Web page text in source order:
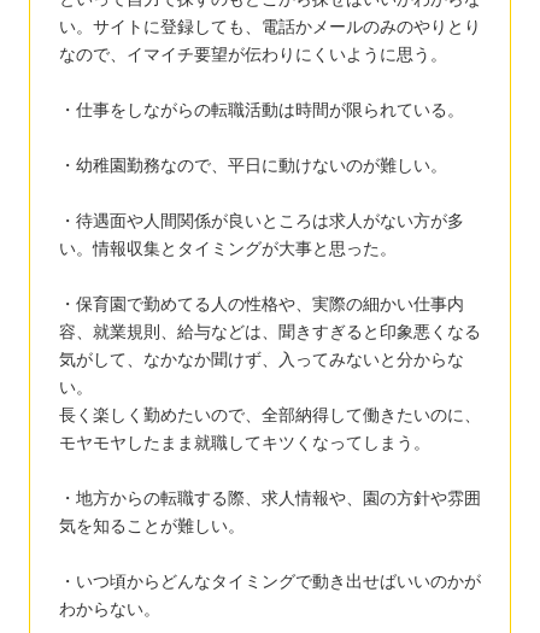
い。サイトに登録しても、電話かメールのみのやりとり
なので、イマイチ要望が伝わりにくいように思う。
・仕事をしながらの転職活動は時間が限られている。
・幼稚園勤務なので、平日に動けないのが難しい。
・待遇面や人間関係が良いところは求人がない方が多
い。情報収集とタイミングが大事と思った。
・保育園で勤めてる人の性格や、実際の細かい仕事内
容、就業規則、給与などは、聞きすぎると印象悪くなる
気がして、なかなか聞けず、入ってみないと分からな
い。
長く楽しく勤めたいので、全部納得して働きたいのに、
モヤモヤしたまま就職してキツくなってしまう。
・地方からの転職する際、求人情報や、園の方針や雰囲
気を知ることが難しい。
・いつ頃からどんなタイミングで動き出せばいいのかが
わからない。